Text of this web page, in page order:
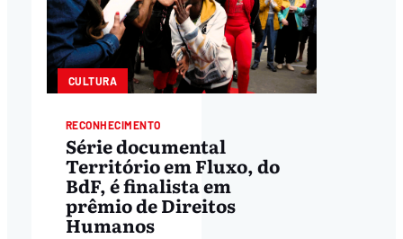
CULTURA
RECONHECIMENTO
Série documental
Território em Fluxo, do
BdF, é finalista em
prêmio de Direitos
Humanos